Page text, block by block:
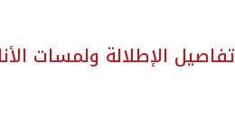
تفاصيل الإطلالة ولمسات